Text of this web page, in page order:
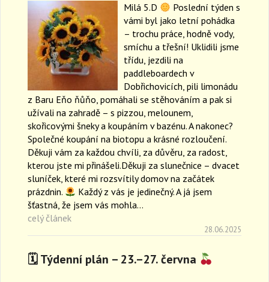
Milá 5.D
Poslední týden s
vámi byl jako letní pohádka
– trochu práce, hodně vody,
smíchu a třešní! Uklidili jsme
třídu, jezdili na
paddleboardech v
Dobřichovicích, pili limonádu
z Baru Eňo ňůňo, pomáhali se stěhováním a pak si
užívali na zahradě – s pizzou, melounem,
skořicovými šneky a koupáním v bazénu. A nakonec?
Společné koupání na biotopu a krásné rozloučení.
Děkuji vám za každou chvíli, za důvěru, za radost,
kterou jste mi přinášeli.Děkuji za slunečnice – dvacet
sluníček, které mi rozsvítily domov na začátek
prázdnin.
Každý z vás je jedinečný. A já jsem
šťastná, že jsem vás mohla…
celý článek
28.06.2025
🗓 Týdenní plán – 23.–27. června